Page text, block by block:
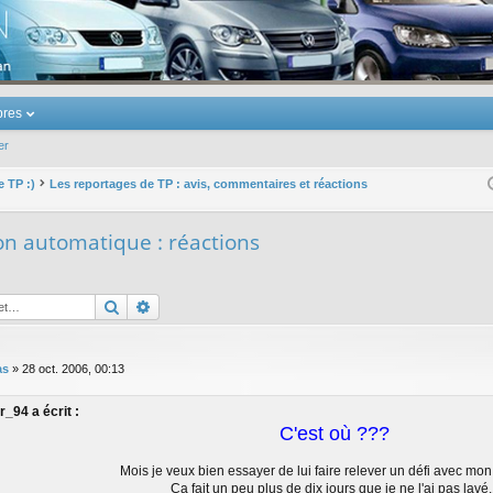
Touran
TP :) Les reportages de TP : avis, commentaires et réactions
automatique : réactions
Rechercher
» 28 oct. 2006, 00:13
a écrit :
C'est où ???
Mois je veux bien essayer de lui faire relever un défi avec mon
Ca fait un peu plus de dix jours que je ne l'ai pas